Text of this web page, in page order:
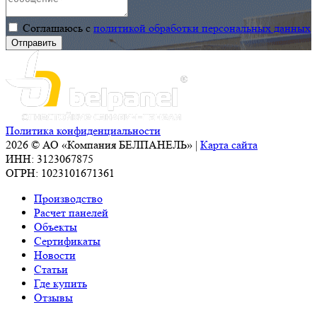
Московском
регионе
эксплуатацию
рекордное
на
последние
10 лет
количество
Развитие
новых
форматов
складских
комплексов,
объек
отличительная
черта
продукции
Соглашаюсь с политикой обработки персональных данных
Политика конфиденциальности
2026 © АО «Компания БЕЛПАНЕЛЬ» | Карта сайта
ИНН: 3123067875
ОГРН: 1023101671361
Производство
Расчет панелей
Объекты
Сертификаты
Новости
Статьи
Где купить
Отзывы